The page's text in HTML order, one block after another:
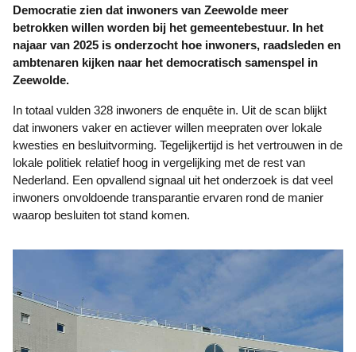
Democratie zien dat inwoners van Zeewolde meer
betrokken willen worden bij het gemeentebestuur. In het
najaar van 2025 is onderzocht hoe inwoners, raadsleden en
ambtenaren kijken naar het democratisch samenspel in
Zeewolde.
In totaal vulden 328 inwoners de enquête in. Uit de scan blijkt
dat inwoners vaker en actiever willen meepraten over lokale
kwesties en besluitvorming. Tegelijkertijd is het vertrouwen in de
lokale politiek relatief hoog in vergelijking met de rest van
Nederland. Een opvallend signaal uit het onderzoek is dat veel
inwoners onvoldoende transparantie ervaren rond de manier
waarop besluiten tot stand komen.